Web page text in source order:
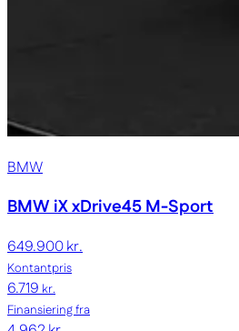
BMW
BMW iXxDrive45 M-Sport
649.900 kr.
Kontantpris
6.719kr.
Finansiering fra